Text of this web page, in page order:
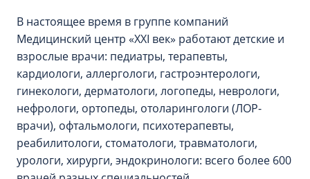
В настоящее время в группе компаний
Медицинский центр «XXI век» работают детские и
взрослые врачи: педиатры, терапевты,
кардиологи, аллергологи, гастроэнтерологи,
гинекологи, дерматологи, логопеды, неврологи,
нефрологи, ортопеды, отоларингологи (ЛОР-
врачи), офтальмологи, психотерапевты,
реабилитологи, стоматологи, травматологи,
урологи, хирурги, эндокринологи: всего более 600